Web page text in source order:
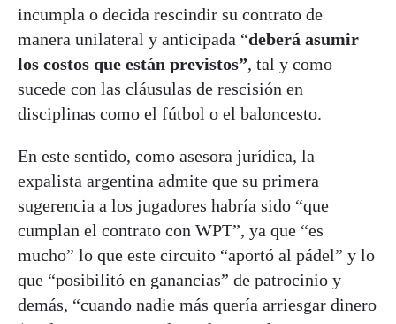
incumpla o decida rescindir su contrato de
manera unilateral y anticipada “deberá asumir
los costos que están previstos”, tal y como
sucede con las cláusulas de rescisión en
disciplinas como el fútbol o el baloncesto.
En este sentido, como asesora jurídica, la
expalista argentina admite que su primera
sugerencia a los jugadores habría sido “que
cumplan el contrato con WPT”, ya que “es
mucho” lo que este circuito “aportó al pádel” y lo
que “posibilitó en ganancias” de patrocinio y
demás, “cuando nadie más quería arriesgar dinero